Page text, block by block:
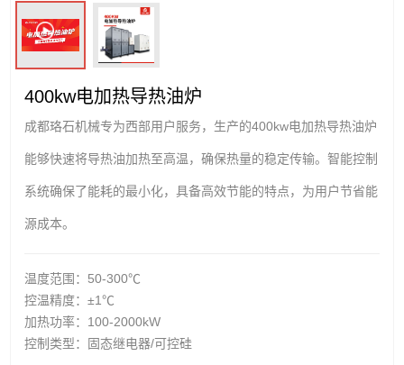
400kw电加热导热油炉
成都珞石机械专为西部用户服务，生产的400kw电加热导热油炉
能够快速将导热油加热至高温，确保热量的稳定传输。智能控制
系统确保了能耗的最小化，具备高效节能的特点，为用户节省能
源成本。
温度范围：50-300℃
控温精度：±1℃
加热功率：100-2000kW
控制类型：固态继电器/可控硅